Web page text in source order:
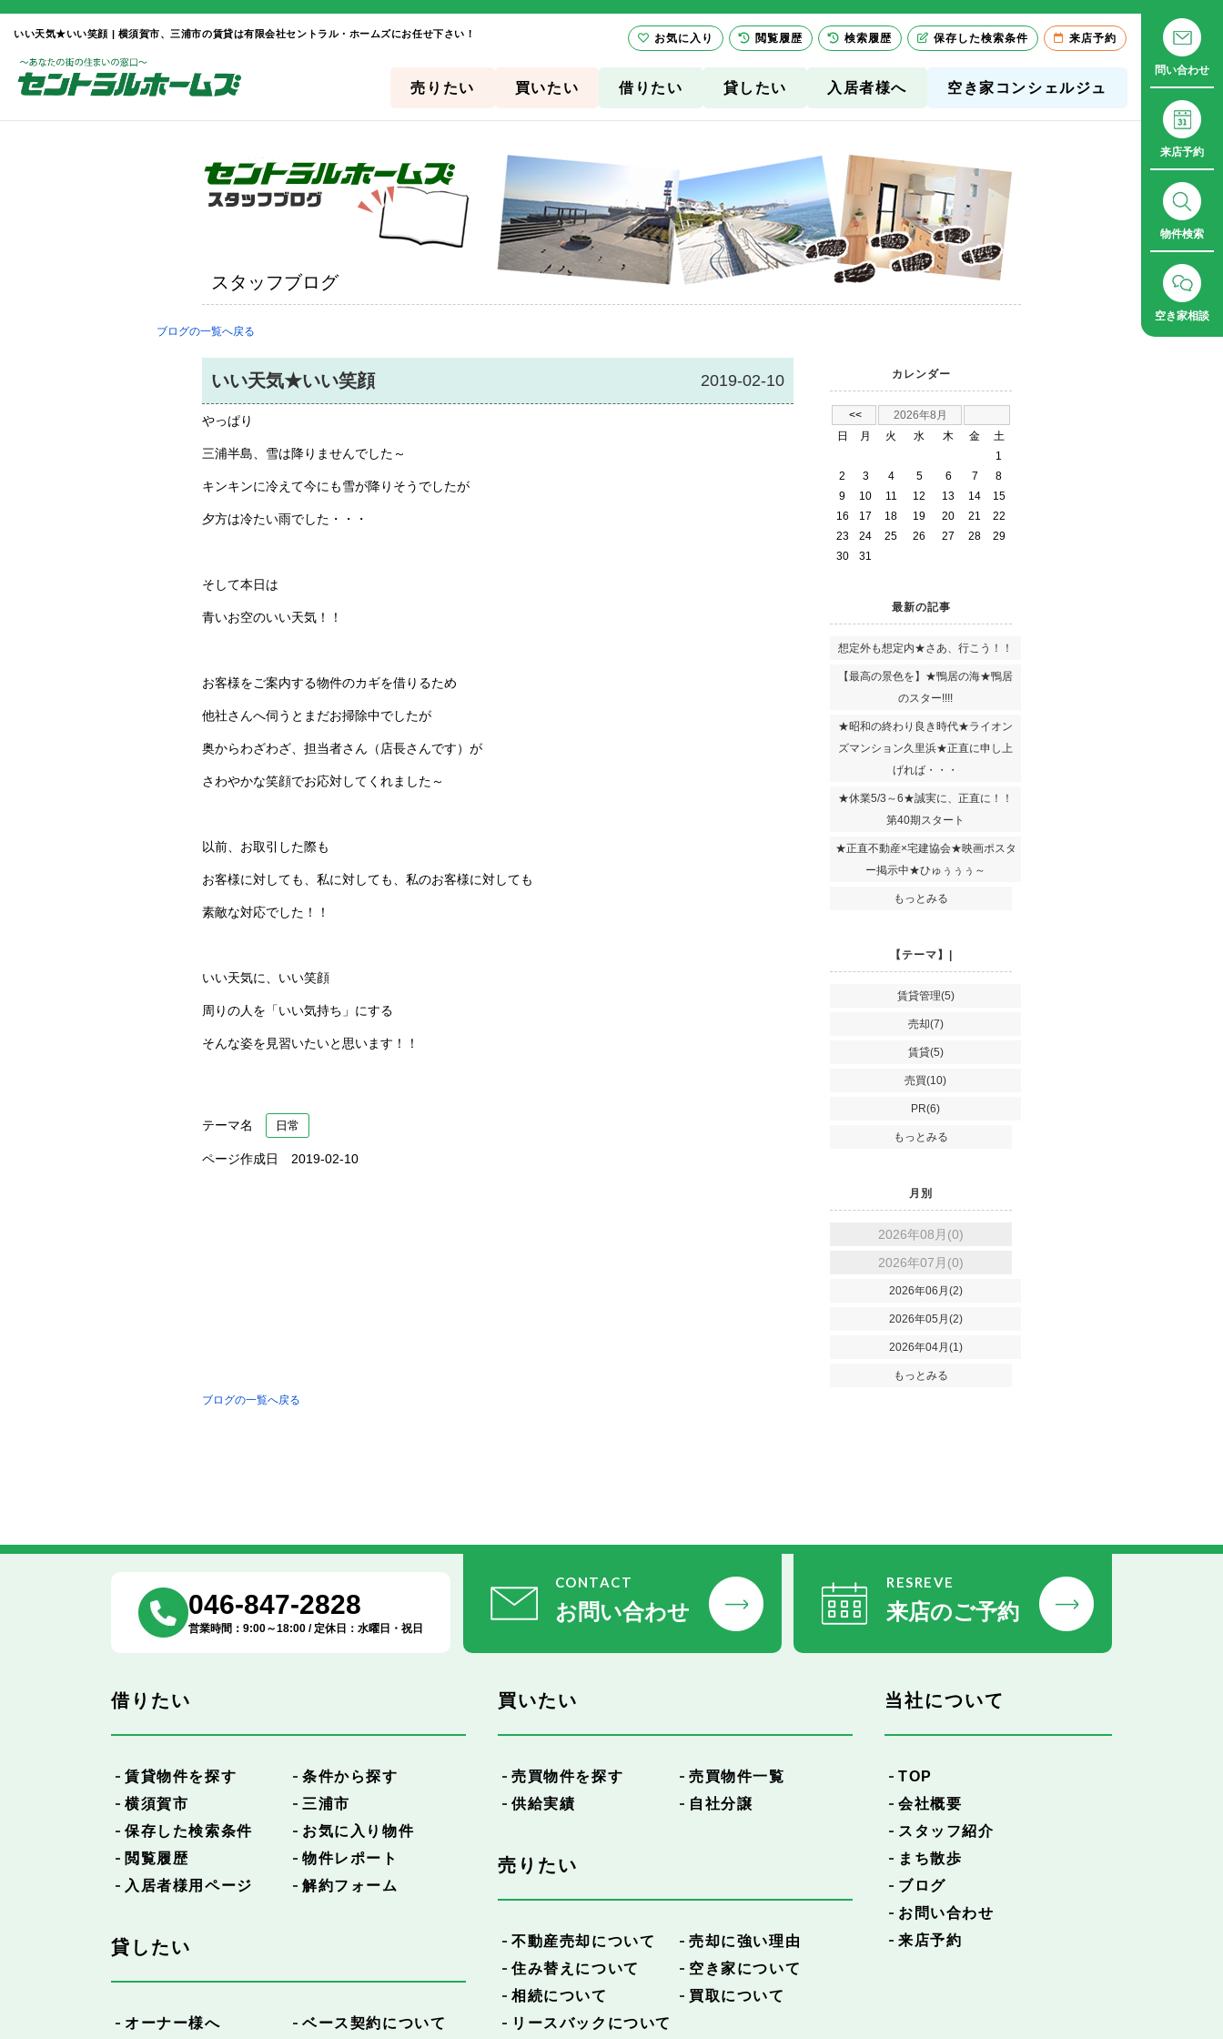
いい天気★いい笑顔 | 横須賀市、三浦市の賃貸は有限会社セントラル・ホームズにお任せ下さい！
売りたい 買いたい 借りたい 貸したい 入居者様へ 空き家コンシェルジュ
問い合わせ
来店予約
物件検索
空き家相談
スタッフブログ
ブログの一覧へ戻る
いい天気★いい笑顔 2019-02-10
やっぱり
三浦半島、雪は降りませんでした～
キンキンに冷えて今にも雪が降りそうでしたが
夕方は冷たい雨でした・・・
そして本日は
青いお空のいい天気！！
お客様をご案内する物件のカギを借りるため
他社さんへ伺うとまだお掃除中でしたが
奥からわざわざ、担当者さん（店長さんです）が
さわやかな笑顔でお応対してくれました～
以前、お取引した際も
お客様に対しても、私に対しても、私のお客様に対しても
素敵な対応でした！！
いい天気に、いい笑顔
周りの人を「いい気持ち」にする
そんな姿を見習いたいと思います！！
テーマ名 日常
ページ作成日 2019-02-10
カレンダー
<<
2026年8月
日
月 火 水 木 金
土
1
2
3 4 5 6 7
8
9
10 11 12 13 14
15
16
17 18 19 20 21
22
23
24 25 26 27 28
29
30
31
最新の記事
想定外も想定内★さあ、行こう！！
【最高の景色を】★鴨居の海★鴨居
のスター!!!!
★昭和の終わり良き時代★ライオン
ズマンション久里浜★正直に申し上
げれば・・・
★休業5/3～6★誠実に、正直に！！
第40期スタート
★正直不動産×宅建協会★映画ポスタ
ー掲示中★ひゅぅぅぅ～
もっとみる
【テーマ】|
賃貸管理(5)
売却(7)
賃貸(5)
売買(10)
PR(6)
もっとみる
月別
2026年08月(0)
2026年07月(0)
2026年06月(2)
2026年05月(2)
2026年04月(1)
もっとみる
ブログの一覧へ戻る
046-847-2828
営業時間：9:00～18:00 / 定休日：水曜日・祝日
CONTACT
お問い合わせ
RESREVE
来店のご予約
借りたい
賃貸物件を探す
条件から探す
横須賀市
三浦市
保存した検索条件
お気に入り物件
閲覧履歴
物件レポート
入居者様用ページ
解約フォーム
貸したい
オーナー様へ ベース契約について
買いたい
売買物件を探す
売買物件一覧
供給実績
自社分譲
売りたい
不動産売却について
売却に強い理由
住み替えについて
空き家について
相続について
買取について
リースバックについて
当社について
TOP
会社概要
スタッフ紹介
まち散歩
ブログ
お問い合わせ
来店予約
お気に入り 閲覧履歴 検索履歴 保存した検索条件 来店予約